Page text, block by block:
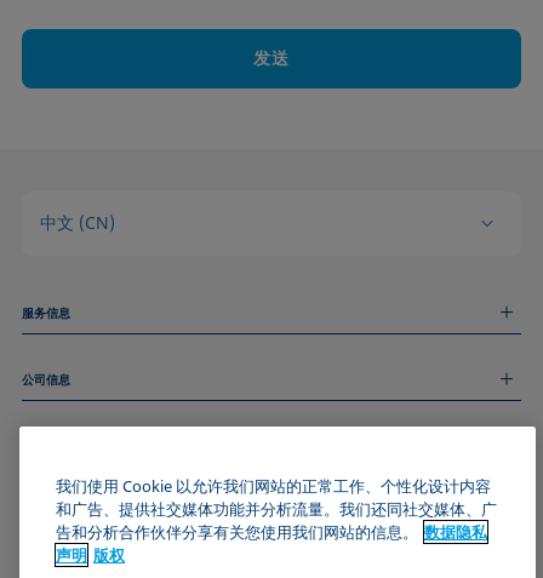
发送
中文 (CN)
服务信息
技术服务
和我们取得联系
公司信息
关于我们
数据隐私声明
Cookie政策
加入KRÜSS社区
我们使用 Cookie 以允许我们网站的正常工作、个性化设计内容
和广告、提供社交媒体功能并分析流量。我们还同社交媒体、广
告和分析合作伙伴分享有关您使用我们网站的信息。
数据隐私
声明 版权